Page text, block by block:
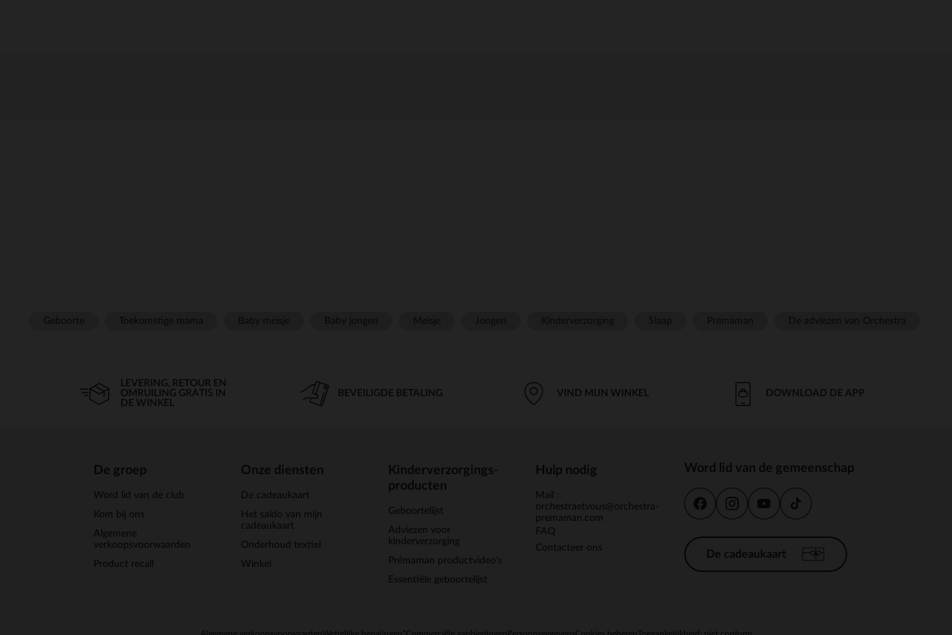
LEVERING, RETOUR EN
OMRUILING GRATIS IN
DE WINKEL
BEVEILIGDE BETALING VIND MIJN WINKEL DOWNLOAD DE APP
De groep
Word lid van de club
Kom bij ons
Algemene
verkoopsvoorwaarden
Product recall
Onze diensten
De cadeaukaart
Het saldo van mijn
cadeaukaart
Onderhoud textiel
Winkel
Kinderverzorgings-
producten
Geboortelijst
Adviezen voor
kinderverzorging
Prémaman productvideo's
Essentiële geboortelijst
Hulp nodig
Mail :
orchestraetvous@orchestra-
premaman.com
FAQ
Contacteer ons
Word lid van de gemeenschap
De cadeaukaart